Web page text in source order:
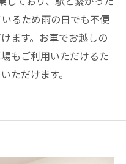
るため雨の日でも不便
ます。お車でお越しの
もご利用いただけるた
ただけます。